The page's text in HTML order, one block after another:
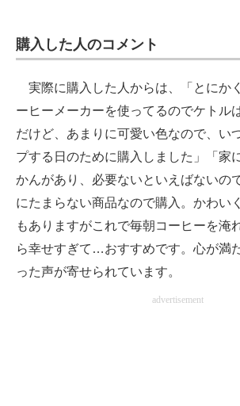
購入した人のコメント
実際に購入した人からは、「とにか
ーヒーメーカーを使ってるのでケトル
だけど、あまりに可愛い色なので、い
プする日のために購入しました」「家
かんがあり、必要ないといえばないの
にたまらない商品なので購入。かわい
もありますがこれで毎朝コーヒーを淹
ら幸せすぎて…おすすめです。心が満
った声が寄せられています。
advertisement